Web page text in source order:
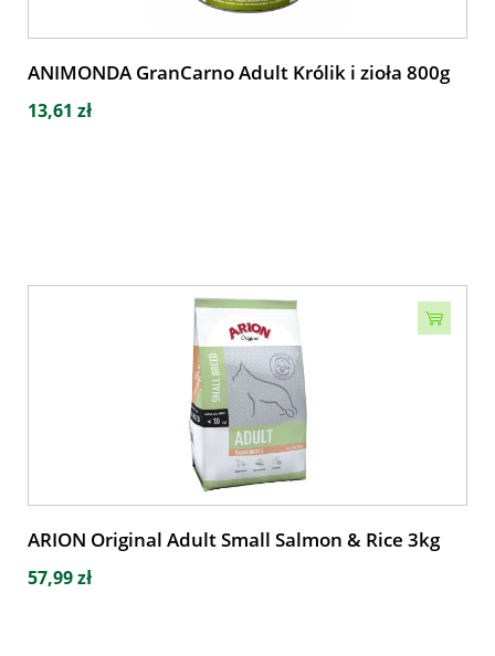
ANIMONDA GranCarno Adult Królik i zioła 800g
13,61 zł
ARION Original Adult Small Salmon & Rice 3kg
57,99 zł